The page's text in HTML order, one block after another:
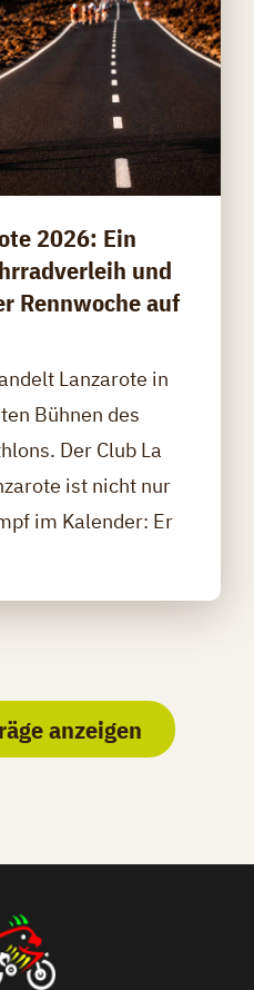
2026: Ein
und
Rennwoche auf
Lanzarote in
Bühnen des
Der Club La
ist nicht nur
im Kalender: Er
anzeigen